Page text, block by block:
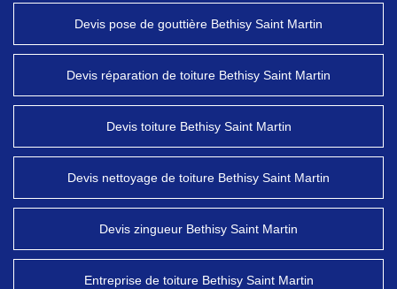
Devis pose de gouttière Bethisy Saint Martin
Devis réparation de toiture Bethisy Saint Martin
Devis toiture Bethisy Saint Martin
Devis nettoyage de toiture Bethisy Saint Martin
Devis zingueur Bethisy Saint Martin
Entreprise de toiture Bethisy Saint Martin